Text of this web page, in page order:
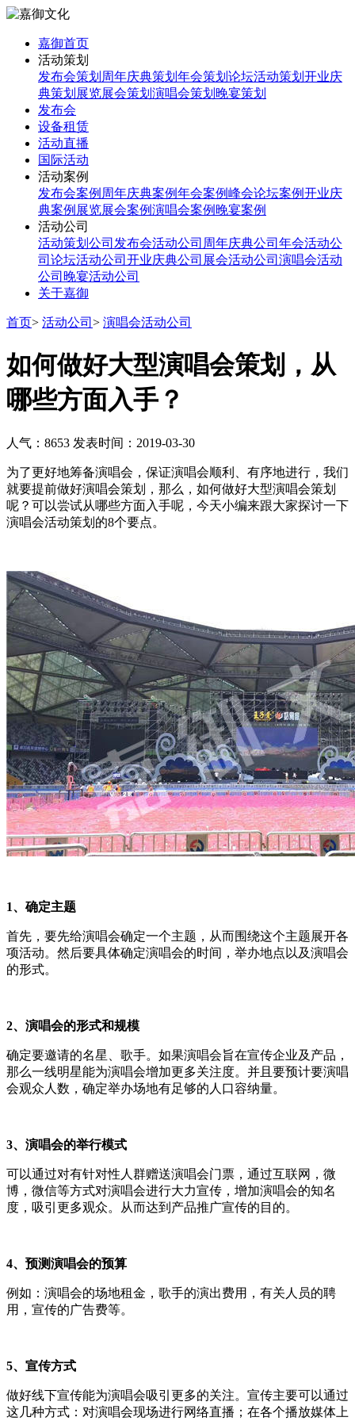
嘉御首页
活动策划
发布会策划 周年庆典策划 年会策划 论坛活动策划 开业庆
典策划 展览展会策划 演唱会策划 晚宴策划
发布会
设备租赁
活动直播
国际活动
活动案例
发布会案例 周年庆典案例年会案例峰会论坛案例开业庆
典案例 展览展会案例演唱会案例 晚宴案例
活动公司
活动策划公司 发布会活动公司 周年庆典公司 年会活动公
司 论坛活动公司 开业庆典公司 展会活动公司 演唱会活动
公司 晚宴活动公司
关于嘉御
首页> 活动公司 > 演唱会活动公司
如何做好大型演唱会策划，从
哪些方面入手？
人气：8653 发表时间：2019-03-30
为了更好地筹备演唱会，保证演唱会顺利、有序地进行，我们
就要提前做好演唱会策划，那么，如何做好大型演唱会策划
呢？可以尝试从哪些方面入手呢，今天小编来跟大家探讨一下
演唱会活动策划的8个要点。
1、确定主题
首先，要先给演唱会确定一个主题，从而围绕这个主题展开各
项活动。然后要具体确定演唱会的时间，举办地点以及演唱会
的形式。
2、演唱会的形式和规模
确定要邀请的名星、歌手。如果演唱会旨在宣传企业及产品，
那么一线明星能为演唱会增加更多关注度。并且要预计要演唱
会观众人数，确定举办场地有足够的人口容纳量。
3、演唱会的举行模式
可以通过对有针对性人群赠送演唱会门票，通过互联网，微
博，微信等方式对演唱会进行大力宣传，增加演唱会的知名
度，吸引更多观众。从而达到产品推广宣传的目的。
4、预测演唱会的预算
例如：演唱会的场地租金，歌手的演出费用，有关人员的聘
用，宣传的广告费等。
5、宣传方式
做好线下宣传能为演唱会吸引更多的关注。宣传主要可以通过
这几种方式：对演唱会现场进行网络直播；在各个播放媒体上